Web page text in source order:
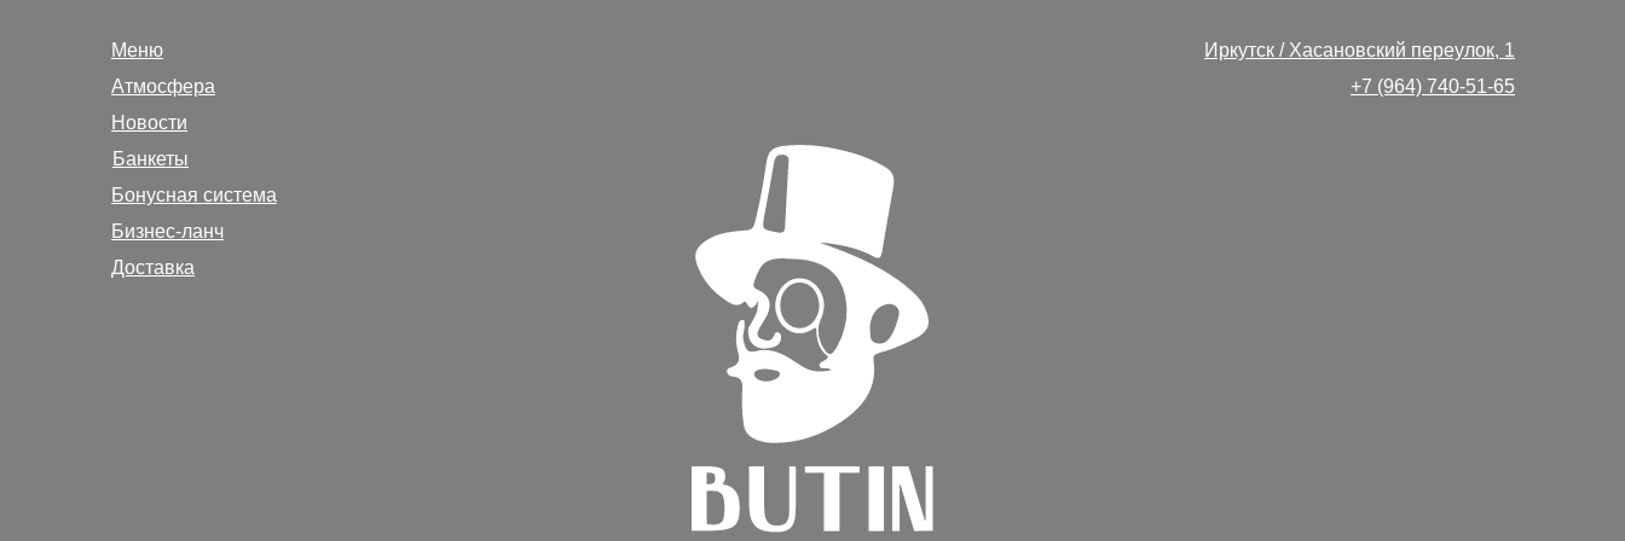
Меню
Атмосфера
Новости
+7 (964) 740-51-65
Иркутск / Хасановский переулок, 1
Бонусная система
Банкеты
Бизнес-ланч
Доставка